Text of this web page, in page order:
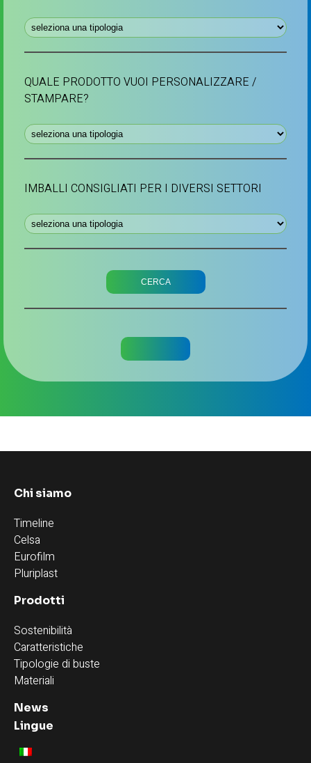
QUALE PRODOTTO VUOI PERSONALIZZARE /
STAMPARE?
IMBALLI CONSIGLIATI PER I DIVERSI SETTORI
Chi siamo
Timeline
Celsa
Eurofilm
Pluriplast
Prodotti
Sostenibilità
Caratteristiche
Tipologie di buste
Materiali
News
Lingue